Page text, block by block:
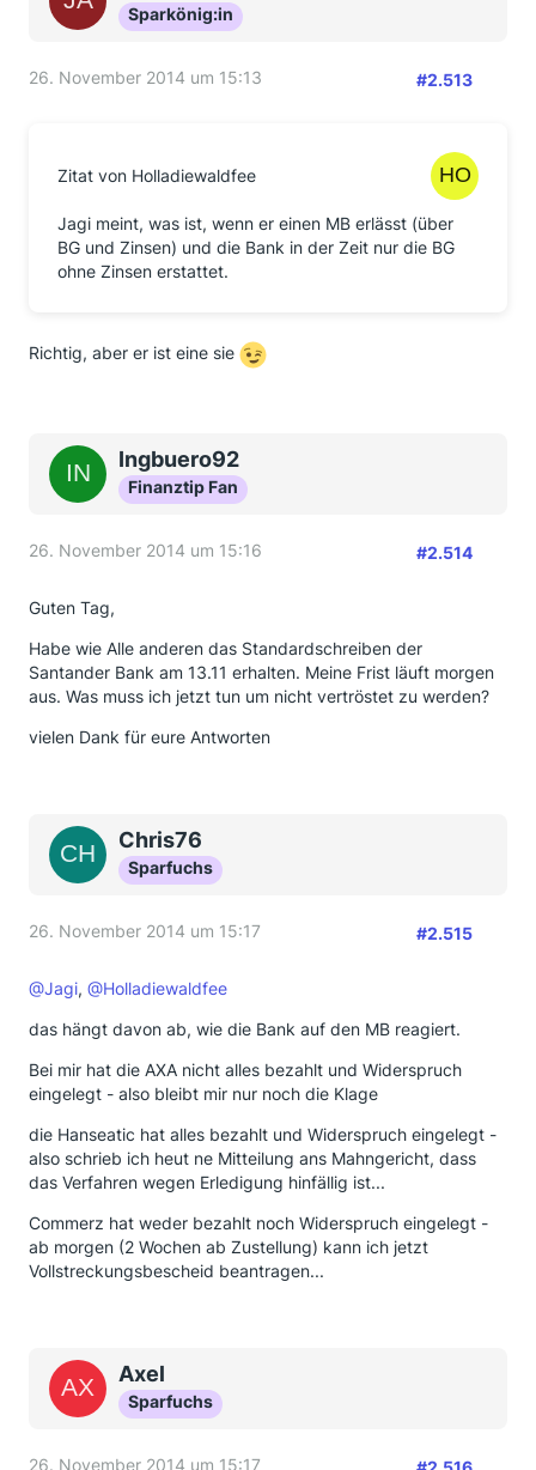
Sparkönig:in
26. November 2014 um 15:13 #2.513
Zitat von Holladiewaldfee
Jagi meint, was ist, wenn er einen MB erlässt (über
BG und Zinsen) und die Bank in der Zeit nur die BG
ohne Zinsen erstattet.
Richtig, aber er ist eine sie
Ingbuero92
Finanztip Fan
26. November 2014 um 15:16 #2.514
Guten Tag,
Habe wie Alle anderen das Standardschreiben der
Santander Bank am 13.11 erhalten. Meine Frist läuft morgen
aus. Was muss ich jetzt tun um nicht vertröstet zu werden?
vielen Dank für eure Antworten
Chris76
Sparfuchs
26. November 2014 um 15:17 #2.515
@Jagi, @Holladiewaldfee
das hängt davon ab, wie die Bank auf den MB reagiert.
Bei mir hat die AXA nicht alles bezahlt und Widerspruch
eingelegt - also bleibt mir nur noch die Klage
die Hanseatic hat alles bezahlt und Widerspruch eingelegt -
also schrieb ich heut ne Mitteilung ans Mahngericht, dass
das Verfahren wegen Erledigung hinfällig ist...
Commerz hat weder bezahlt noch Widerspruch eingelegt -
ab morgen (2 Wochen ab Zustellung) kann ich jetzt
Vollstreckungsbescheid beantragen...
Axel
Sparfuchs
26. November 2014 um 15:17